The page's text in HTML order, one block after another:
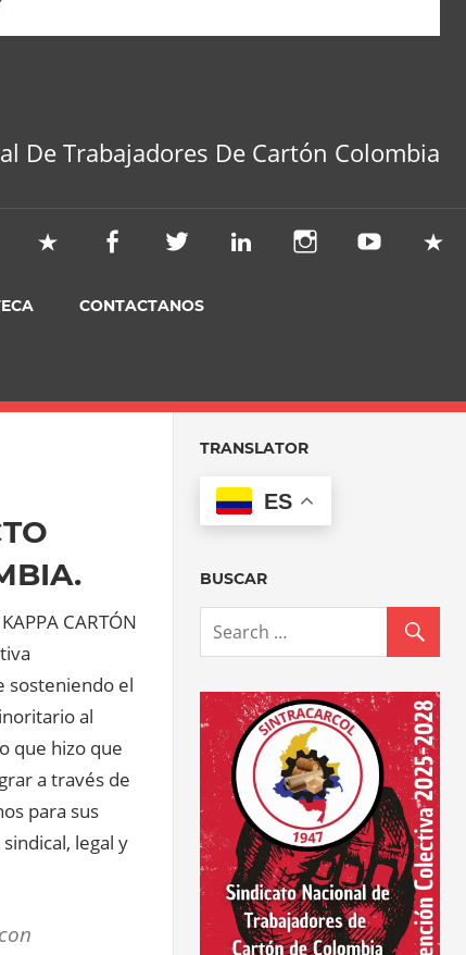
De Trabajadores De Cartón Colombia
CONTACTANOS
CARTÓN
sosteniendo el
al
que hizo que
a través de
para sus
legal y
TRANSLATOR
ES
BUSCAR